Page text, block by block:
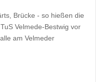
Brücke - so hießen die
Velmede-Bestwig vor
am Velmeder